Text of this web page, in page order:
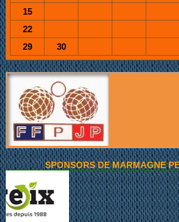
15
22
29
30
SPONSORS DE MARMAGNE